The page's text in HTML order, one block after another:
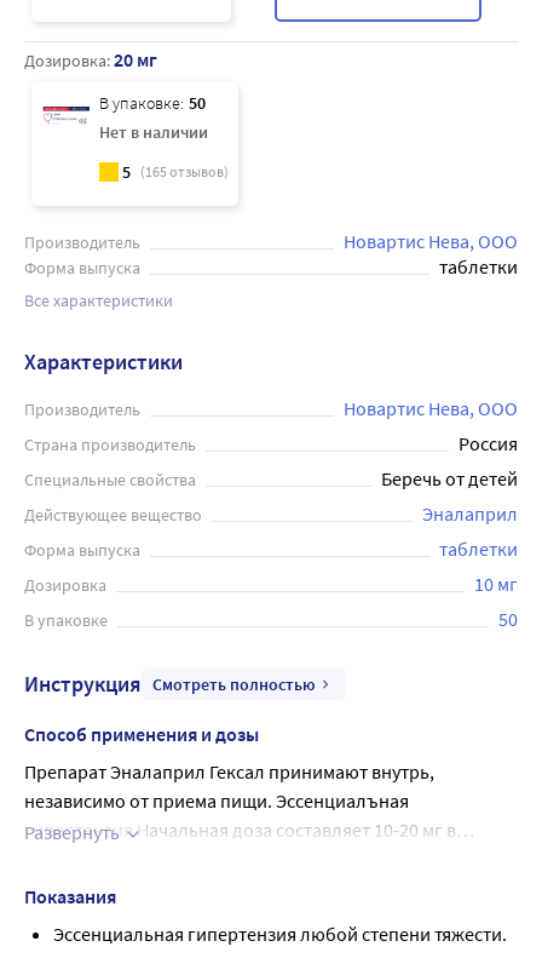
Дозировка:20 мг
В упаковке: 50
Нет в наличии
5 (165отзывов)
Производитель Новартис Нева, ООО
Форма выпуска таблетки
Все характеристики
Характеристики
Производитель Новартис Нева, ООО
Страна производитель Россия
Специальные свойства Беречь от детей
Действующее вещество Эналаприл
Форма выпуска таблетки
Дозировка 10 мг
В упаковке 50
Инструкция Смотреть полностью
Способ применения и дозы
Препарат Эналаприл Гексал принимают внутрь,
независимо от приема пищи. Эссенциалъная
гипертензия Начальная доза составляет 10-20 мг в
сутки. При мягкой степени АГ рекомендуемая начальная
АГ начальная доза составляет 20 мг 1 раз в сутки.
дни, когда диализ не проводится, должна
Сердечная недостаточность/бессимптомная
Развернуть
Показания
Эссенциальная гипертензия любой степени тяжести.